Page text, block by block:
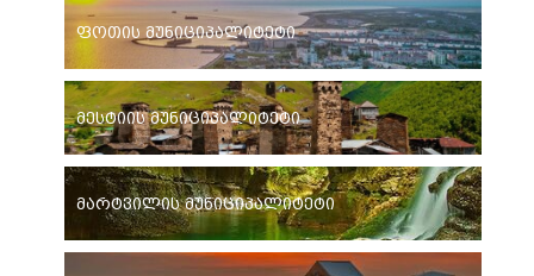
ფოთის მუნიციპალიტეტი
მესტიის მუნიციპალიტეტი
მარტვილის მუნიციპალიტეტი